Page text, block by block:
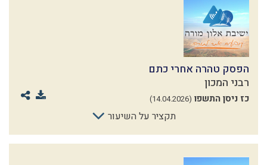
הפסק טהרה אחרי כתם
רבני המכון
כז ניסן התשפו (14.04.2026)
תקציר על השיעור